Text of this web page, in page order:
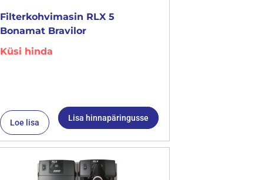
Filterkohvimasin RLX 5
Bonamat Bravilor
Küsi hinda
Loe lisa Lisa hinnapäringusse